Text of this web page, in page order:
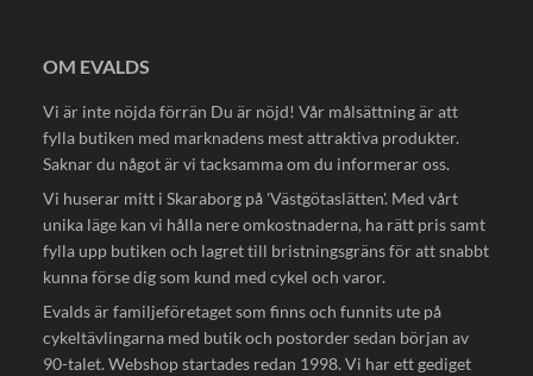
OM EVALDS
Vi är inte nöjda förrän Du är nöjd! Vår målsättning är att
fylla butiken med marknadens mest attraktiva produkter.
Saknar du något är vi tacksamma om du informerar oss.
Vi huserar mitt i Skaraborg på 'Västgötaslätten'. Med vårt
unika läge kan vi hålla nere omkostnaderna, ha rätt pris samt
fylla upp butiken och lagret till bristningsgräns för att snabbt
kunna förse dig som kund med cykel och varor.
Evalds är familjeföretaget som finns och funnits ute på
cykeltävlingarna med butik och postorder sedan början av
90-talet. Webshop startades redan 1998. Vi har ett gediget